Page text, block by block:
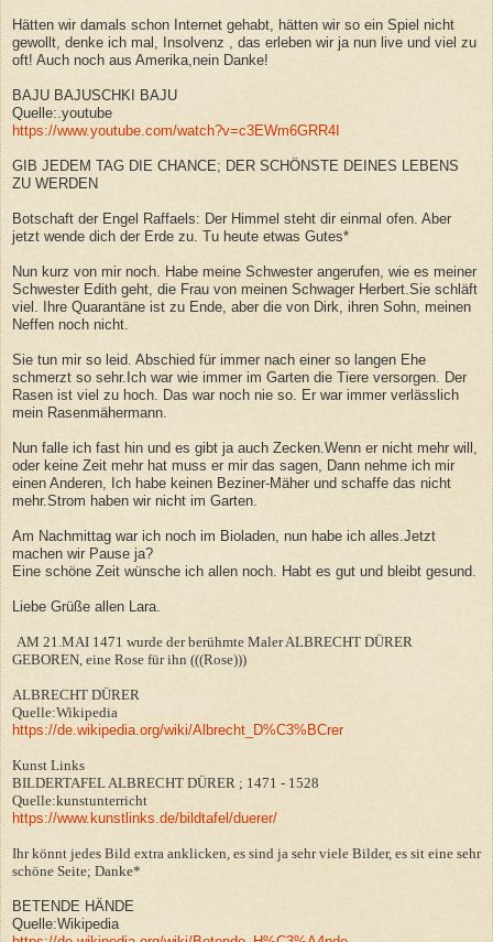
Hätten wir damals schon Internet gehabt, hätten wir so ein Spiel nicht
gewollt, denke ich mal, Insolvenz , das erleben wir ja nun live und viel zu
oft! Auch noch aus Amerika,nein Danke!
BAJU BAJUSCHKI BAJU
Quelle:.youtube
https://www.youtube.com/watch?v=c3EWm6GRR4I
GIB JEDEM TAG DIE CHANCE; DER SCHÖNSTE DEINES LEBENS
ZU WERDEN
Botschaft der Engel Raffaels: Der Himmel steht dir einmal ofen. Aber
jetzt wende dich der Erde zu. Tu heute etwas Gutes*
Nun kurz von mir noch. Habe meine Schwester angerufen, wie es meiner
Schwester Edith geht, die Frau von meinen Schwager Herbert.Sie schläft
viel. Ihre Quarantäne ist zu Ende, aber die von Dirk, ihren Sohn, meinen
Neffen noch nicht.
Sie tun mir so leid. Abschied für immer nach einer so langen Ehe
schmerzt so sehr.Ich war wie immer im Garten die Tiere versorgen. Der
Rasen ist viel zu hoch. Das war noch nie so. Er war immer verlässlich
mein Rasenmähermann.
Nun falle ich fast hin und es gibt ja auch Zecken.Wenn er nicht mehr will,
oder keine Zeit mehr hat muss er mir das sagen, Dann nehme ich mir
einen Anderen, Ich habe keinen Beziner-Mäher und schaffe das nicht
mehr.Strom haben wir nicht im Garten.
Am Nachmittag war ich noch im Bioladen, nun habe ich alles.Jetzt
machen wir Pause ja?
Eine schöne Zeit wünsche ich allen noch. Habt es gut und bleibt gesund.
Liebe Grüße allen Lara.
AM 21.MAI 1471 wurde der berühmte Maler ALBRECHT DÜRER
GEBOREN, eine Rose für ihn (((Rose)))
ALBRECHT DÜRER
Quelle:Wikipedia
https://de.wikipedia.org/wiki/Albrecht_D%C3%BCrer
Kunst Links
BILDERTAFEL ALBRECHT DÜRER ; 1471 - 1528
Quelle:kunstunterricht
https://www.kunstlinks.de/bildtafel/duerer/
Ihr könnt jedes Bild extra anklicken, es sind ja sehr viele Bilder, es sit eine sehr
schöne Seite; Danke*
BETENDE HÄNDE
Quelle:Wikipedia